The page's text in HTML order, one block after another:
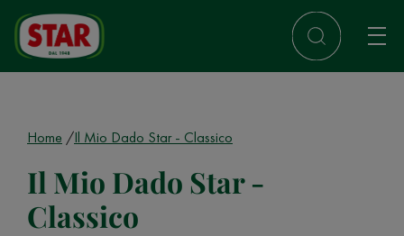
Home Il Mio Dado Star - Classico
Il Mio Dado Star -
Classico